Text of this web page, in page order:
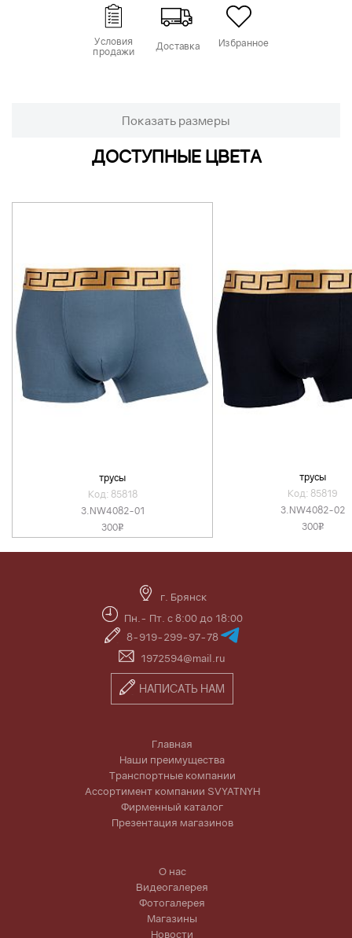
Условия
продажи Доставка Избранное
Показать размеры
ДОСТУПНЫЕ ЦВЕТА
трусы
Код: 85818
3.NW4082-01
300v
трусы
Код: 85819
3.NW4082-02
300v
г. Брянск
Пн.- Пт. с 8:00 до 18:00
8-919-299-97-78
1972594@mail.ru
НАПИСАТЬ НАМ
Главная
Наши преимущества
Транспортные компании
Ассортимент компании SVYATNYH
Фирменный каталог
Презентация магазинов
О нас
Видеогалерея
Фотогалерея
Магазины
Новости